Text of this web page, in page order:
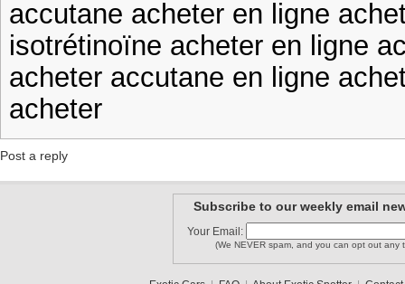
accutane acheter en ligne
isotrétinoïne acheter en ligne
acheter accutane en ligne
acheter
Post a reply
Subscribe to our weekly email
Your Email:
(We NEVER spam, and you can opt out any